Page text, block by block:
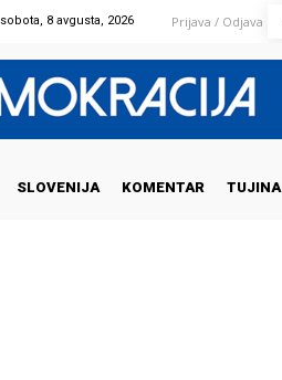
sobota, 8 avgusta, 2026 Prijava / Odjava
SLOVENIJA KOMENTAR TUJINA